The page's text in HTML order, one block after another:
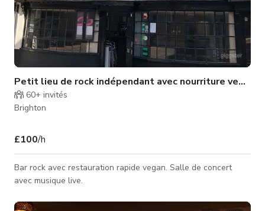
Petit lieu de rock indépendant avec nourriture vegan
60+ invités
Brighton
£100/h
Bar rock avec restauration rapide vegan. Salle de concert
avec musique live.